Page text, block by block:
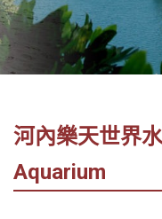
接
錫
遊
河內樂天世界
Aquarium